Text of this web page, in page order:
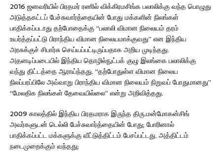
2016 ஜனவரியில் பிரதமர் ரணில் விக்கிரமசிங்க பலாலிக்கு வந்த பொழுது
அடுத்தகட்டப் பேச்சுவார்த்தையின் போது மக்களின் நிலங்கள்
பாதிக்கப்படாது தற்போதைக்கு “பலாலி விமான நிலையம் தரம்
உயர்த்தப்பட்டு பிராந்திய விமான நிலையமாக்குவது” என இந்திய
அரசுக்குச் சிபார்சு செய்யப்பட்டிருப்பதாக அறிய முடிந்தது.
அதனடிப்படையில் இந்திய தொழில்நுட்பக் குழு இலங்கை பலாலிக்கு
வந்து திட்டத்தை ஆராய்ந்தது. “தற்போதுள்ள விமான நிலைய
நிலப்பரப்பிலே அவ்வாறு பிராந்திய விமான நிலையம் நிறுவப் போதுமானது”
“மேலதிக நிலங்கள் தேவையில்லை” என்று அறிவித்தது.
2009 காலத்தில் இந்திய பிரதமராக இருந்த திரு.மன்மோகன்சிங்
அவர்களுடன் டெல்லி பேச்சுவார்த்தையின் போது; போரினால்
பாதிக்கப்பட்ட மக்களுக்கு வீட்டுத்திட்டம் பேசப்பட்டது. அத்திட்டம்
நடைமுறைக்கும் வந்தது;